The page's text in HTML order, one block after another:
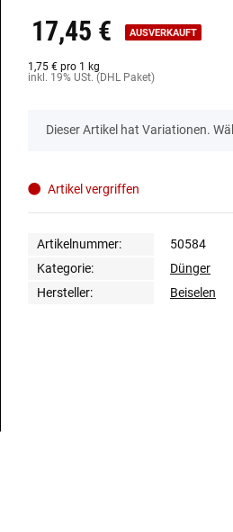
17,45 € AUSVERKAUFT
1,75 € pro 1 kg
inkl. 19% USt. (DHL Paket)
x
Dieser Artikel hat Variationen.
Artikel vergriffen
Artikelnummer:
50584
Kategorie:
Dünger
Hersteller:
Beiselen